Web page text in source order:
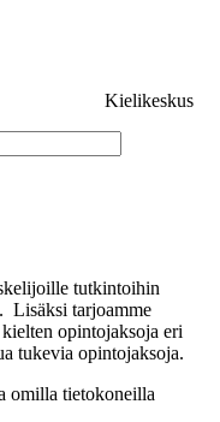
Kielikeskus
tutkintoihin
Lisäksi tarjoamme
opintojaksoja eri
tukevia opintojaksoja.